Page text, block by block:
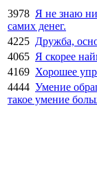
3978 Я не знаю
самих денег.
4225 Дружба,
4065 Я скорее
4169 Хорошее
4444 Умение
такое умение